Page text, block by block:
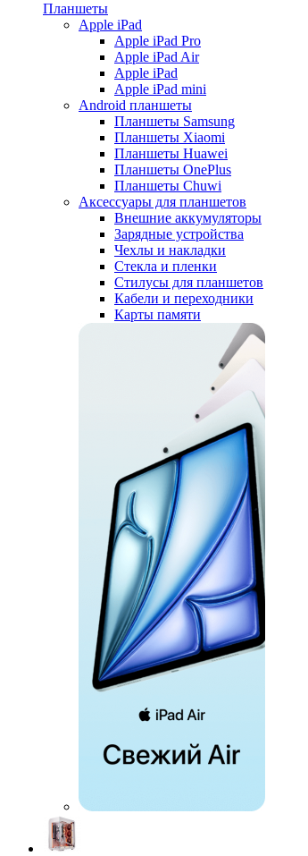
Планшеты
Apple iPad
Apple iPad Pro
Apple iPad Air
Apple iPad
Apple iPad mini
Android планшеты
Планшеты Samsung
Планшеты Xiaomi
Планшеты Huawei
Планшеты OnePlus
Планшеты Chuwi
Аксессуары для планшетов
Внешние аккумуляторы
Зарядные устройства
Чехлы и накладки
Стекла и пленки
Стилусы для планшетов
Кабели и переходники
Карты памяти